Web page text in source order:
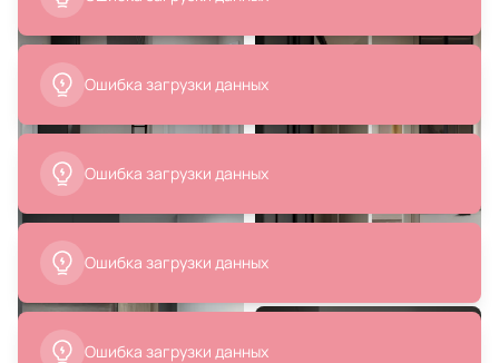
Ошибка загрузки данных
Ошибка загрузки данных
Ошибка загрузки данных
Ошибка загрузки данных